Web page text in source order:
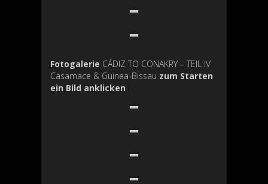
Fotogalerie CÁDIZ TO CONAKRY – TEIL IV
Casamace & Guinea-Bissau zum Starten
ein Bild anklicken